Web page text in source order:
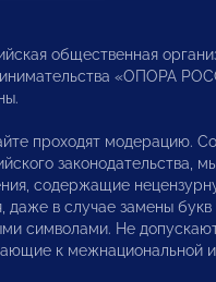
общественная
«ОПОРА
проходят модерацию.
законодательства,
содержащие
даже в случае замены букв
символами. Не
к межнациональной